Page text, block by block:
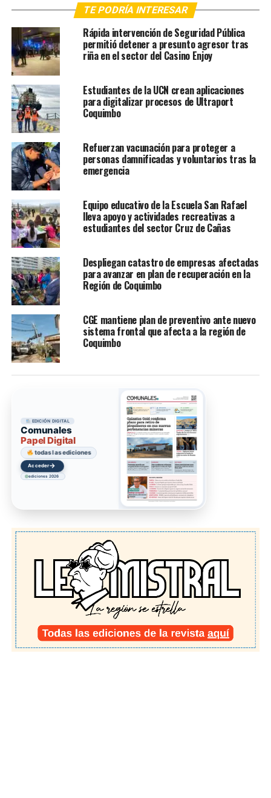
TE PODRÍA INTERESAR
Rápida intervención de Seguridad Pública
permitió detener a presunto agresor tras
riña en el sector del Casino Enjoy
Estudiantes de la UCN crean aplicaciones
para digitalizar procesos de Ultraport
Coquimbo
Refuerzan vacunación para proteger a
personas damnificadas y voluntarios tras la
emergencia
Equipo educativo de la Escuela San Rafael
lleva apoyo y actividades recreativas a
estudiantes del sector Cruz de Cañas
Despliegan catastro de empresas afectadas
para avanzar en plan de recuperación en la
Región de Coquimbo
CGE mantiene plan de preventivo ante nuevo
sistema frontal que afecta a la región de
Coquimbo
EDICIÓN DIGITAL
Comunales
Papel Digital
todas las ediciones
Acceder→
ediciones 2026